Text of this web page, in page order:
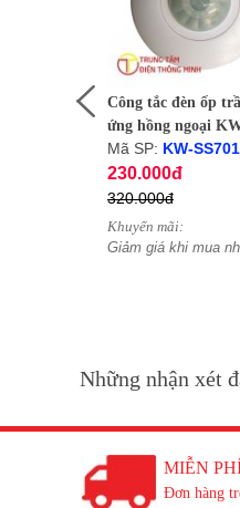
Công tắc đèn ốp
ứng hồng ngoại
Mã SP: KW-SS701
230.000đ
320.000đ
Khuyến mãi:
Giảm giá khi mua
Những nhận xét
MIỄN
Đơn hàng